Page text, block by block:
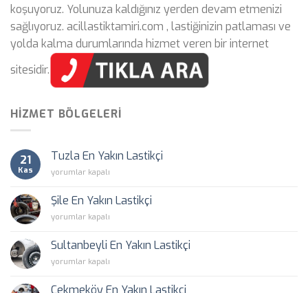
koşuyoruz. Yolunuza kaldığınız yerden devam etmenizi
sağlıyoruz. acillastiktamiri.com , lastiğinizin patlaması ve
yolda kalma durumlarında hizmet veren bir internet
sitesidir.
HIZMET BÖLGELERI
21
Kas
Tuzla En Yakın Lastikçi
Tuzla
Yakın
Lastikçi
için
yorumlar kapalı
Şile En Yakın Lastikçi
Şile
Yakın
Lastikçi
için
yorumlar kapalı
Sultanbeyli En Yakın Lastikçi
Sultanbeyli
Yakın
yorumlar kapalı
Çekmeköy En Yakın Lastikçi